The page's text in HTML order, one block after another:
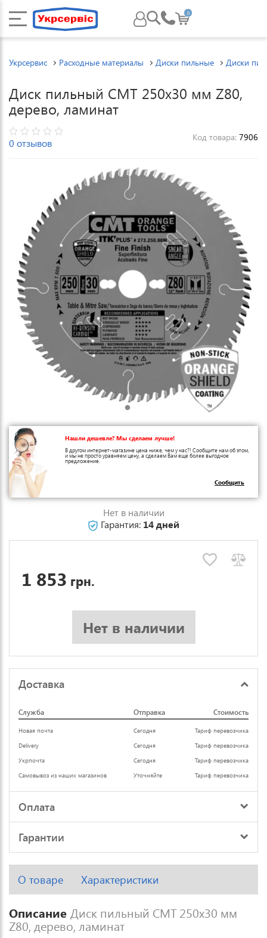
0
Укрсервис Расходные материалы Диски пильные Диски
Диск пильный CMT 250х30 мм Z80,
дерево, ламинат
0 отзывов Код товара: 7906
Нашли дешевле? Мы сделаем лучше!
В другом интернет-магазине цена ниже, чем у нас?! Сообщите нам об этом,
и мы не просто уравняем цену, а сделаем Вам еще более выгодное
предложение.
Сообщить
Нет в наличии
Гарантия: 14 дней
1 853 грн.
Нет в наличии
Доставка
Служба Отправка Стоимость
Новая почта Сегодня
Тариф перевозчика
Delivery
Сегодня
Тариф перевозчика
Укрпочта
Сегодня
Тариф перевозчика
Самовывоз из наших магазинов
Уточняйте Тариф перевозчика
Оплата
Гарантии
О товаре Характеристики
Описание Диск пильный CMT 250х30 мм
Z80, дерево, ламинат